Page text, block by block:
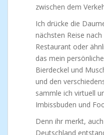
zwischen dem
Ich drücke die
nächsten Reise
Restaurant oder
das mein
Bierdeckel und
und den
sammle ich virtuell
Imbissbuden und
Denn ihr merkt,
Deutschland